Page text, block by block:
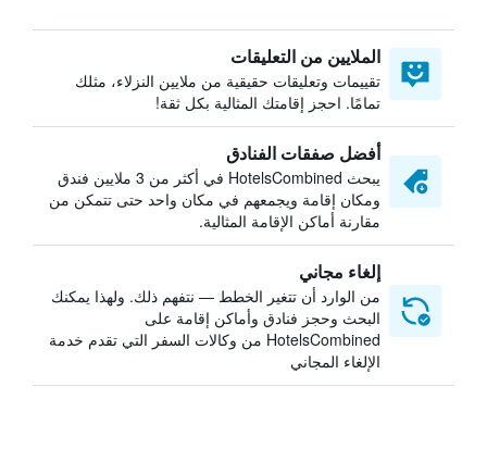
الملايين من التعليقات
تقييمات وتعليقات حقيقية من ملايين النزلاء، مثلك
تمامًا. احجز إقامتك المثالية بكل ثقة!
أفضل صفقات الفنادق
يبحث HotelsCombined في أكثر من 3 ملايين فندق
ومكان إقامة ويجمعهم في مكان واحد حتى تتمكن من
مقارنة أماكن الإقامة المثالية.
إلغاء مجاني
من الوارد أن تتغير الخطط — نتفهم ذلك. ولهذا يمكنك
البحث وحجز فنادق وأماكن إقامة على
HotelsCombined من وكالات السفر التي تقدم خدمة
الإلغاء المجاني